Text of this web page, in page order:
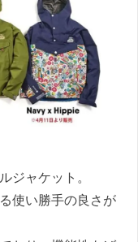
ジャケット。
使い勝手の良さが